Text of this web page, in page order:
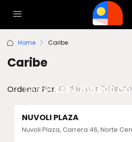
Home Caribe
Caribe
Ordenar Por: Orden por Defecto
Desde$284.700.000 COP
NUVOLI PLAZA